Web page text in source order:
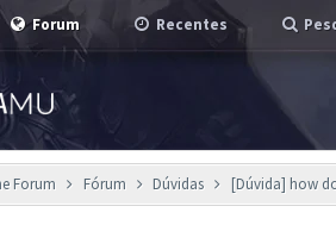
Forum Recentes
Forum Fórum Dúvidas [Dúvida] how